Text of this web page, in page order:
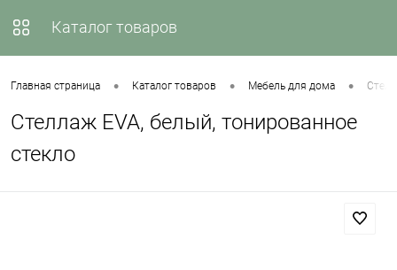
Каталог товаров
Главная страница • Каталог товаров • Мебель для дома •
Стеллаж EVA, белый, тонированное
стекло